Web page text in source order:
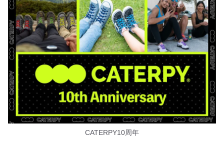
CATERPY10周年